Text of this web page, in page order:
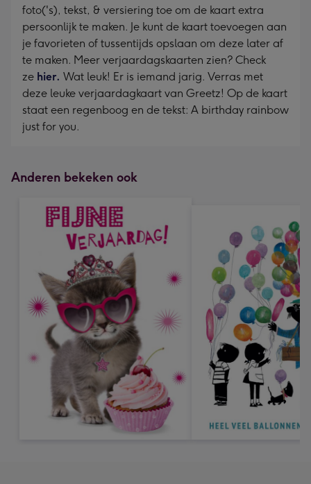
foto('s), tekst, & versiering toe om de kaart extra
persoonlijk te maken. Je kunt de kaart toevoegen aan
je favorieten of tussentijds opslaan om deze later af
te maken. Meer verjaardagskaarten zien? Check
ze hier. Wat leuk! Er is iemand jarig. Verras met
deze leuke verjaardagkaart van Greetz! Op de kaart
staat een regenboog en de tekst: A birthday rainbow
just for you.
Anderen bekeken ook